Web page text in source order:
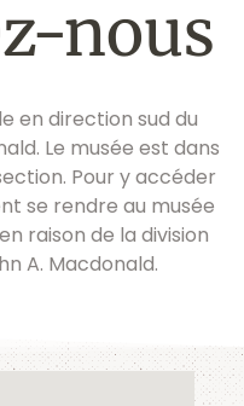
nous
en direction sud du
Le musée est dans
Pour y accéder
se rendre au musée
raison de la division
A. Macdonald.